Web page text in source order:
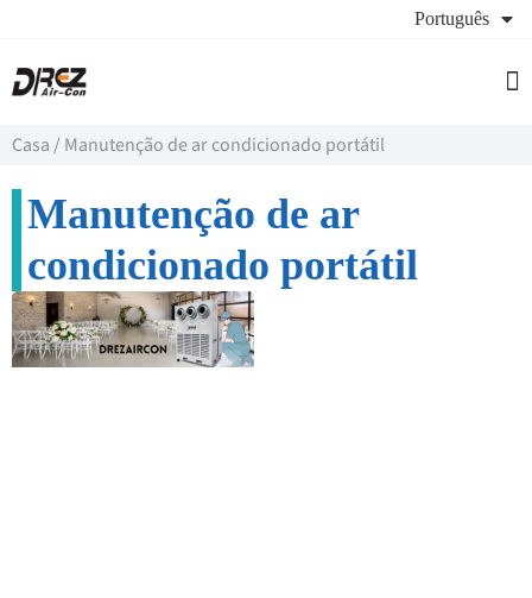
Português
Casa / Manutenção de ar condicionado portátil
Manutenção de ar
condicionado portátil